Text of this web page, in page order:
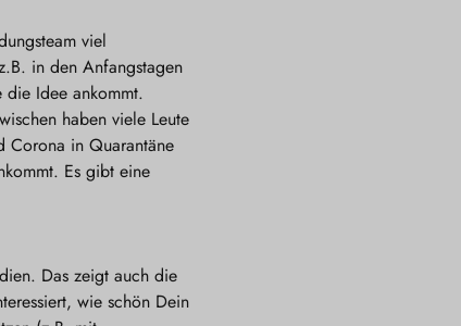
viel
in den Anfangstagen
die Idee ankommt.
haben viele Leute
Corona in Quarantäne
Es gibt eine
Das zeigt auch die
wie schön Dein